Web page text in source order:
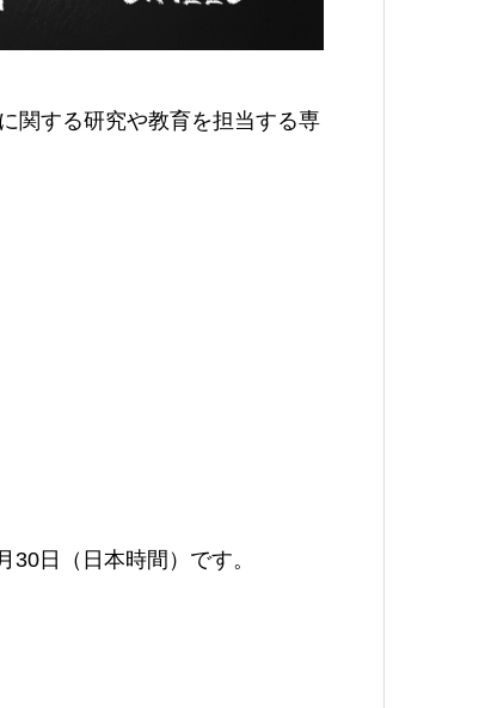
関する研究や教育を担当する専
日（日本時間）です。